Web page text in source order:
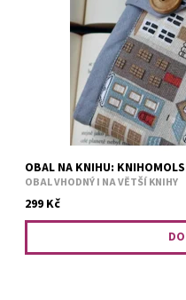
v popelu, nová Hra o trůny v
OBAL NA KNIHU:
OBAL VHODNÝ I NA VĚTŠÍ KNIHY
299 Kč